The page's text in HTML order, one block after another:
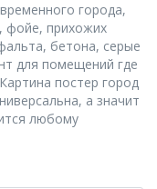
города,
фойе, прихожих
бетона, серые
для помещений где
постер город
а значит
любому